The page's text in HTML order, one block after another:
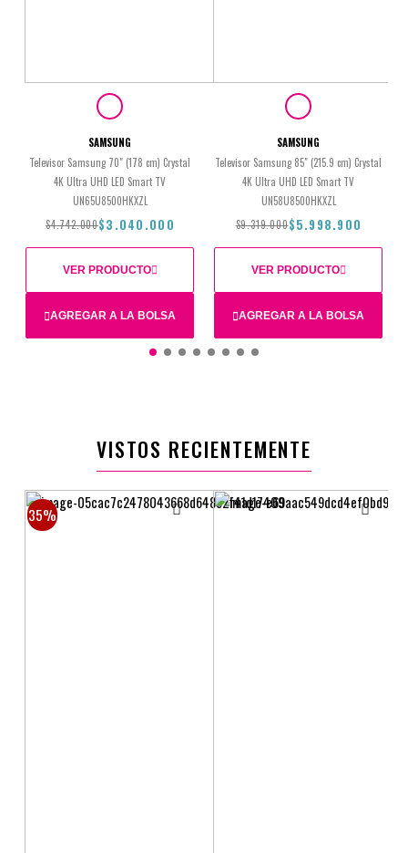
SAMSUNG
Televisor Samsung 70" (178 cm) Crystal
4K Ultra UHD LED Smart TV
UN65U8500HKXZL
$4.742.000$3.040.000
AGREGAR A LA BOLSA
VER PRODUCTO
SAMSUNG
Televisor Samsung 85" (215.9 cm) Crystal
4K Ultra UHD LED Smart TV
UN58U8500HKXZL
$9.319.000$5.998.900
AGREGAR A LA BOLSA
VER PRODUCTO
VISTOS RECIENTEMENTE
35%